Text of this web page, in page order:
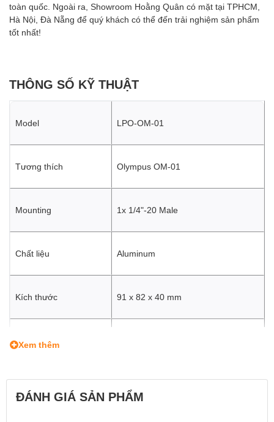
toàn quốc. Ngoài ra, Showroom Hoằng Quân có mặt tại TPHCM,
Hà Nội, Đà Nẵng để quý khách có thể đến trải nghiệm sản phẩm
tốt nhất!
THÔNG SỐ KỸ THUẬT
Model LPO-OM-01
Tương thích Olympus OM-01
Mounting 1x 1/4"-20 Male
Chất liệu Aluminum
Kích thước 91 x 82 x 40 mm
Trọng lượng
Xem thêm
ĐÁNH GIÁ SẢN PHẨM